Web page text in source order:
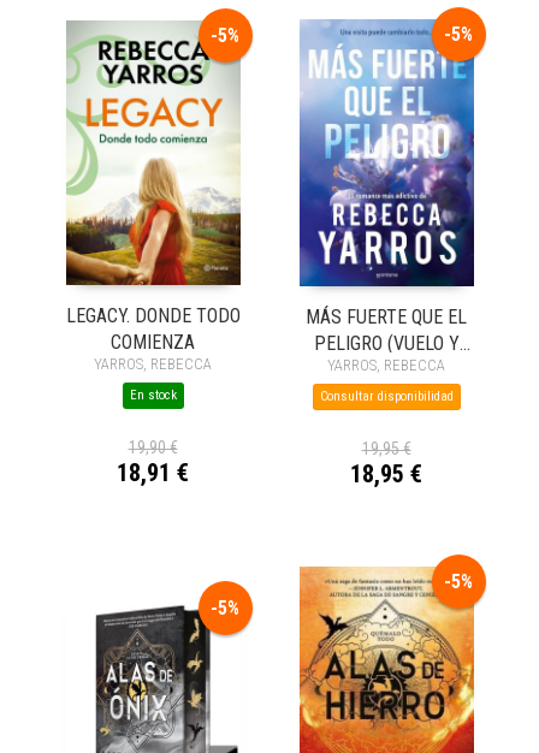
-5%
LEGACY. DONDE TODO
COMIENZA
YARROS, REBECCA
En stock
19,90 €
18,91 €
-5%
MÁS FUERTE QUE EL
PELIGRO (VUELO Y
GLORIA 1)
YARROS, REBECCA
Consultar disponibilidad
19,95 €
18,95 €
-5%
-5%